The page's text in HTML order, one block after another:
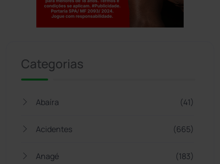
Categorias
Abaíra (41)
Acidentes (665)
Anagé (183)